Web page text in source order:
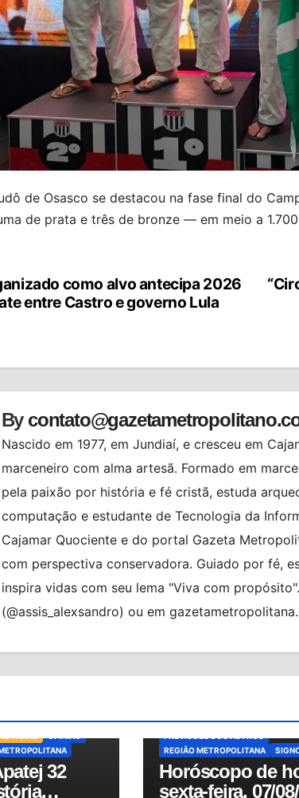
de Osasco se destacou na fase final do
de prata e três de bronze — em meio a
como alvo antecipa 2026
entre Castro e governo Lula
By
Nascido em 1977, em Jundiaí, e cresceu em
marceneiro com alma artesã. Formado em
pela paixão por história e fé cristã, estuda
computação e estudante de Tecnologia da
Cajamar Quociente e do portal Gazeta
com perspectiva conservadora. Guiado por fé,
inspira vidas com seu lema "Viva com
(@assis_alexsandro) ou em
32
ALMANAQUE BRASIL
OSASCO
PREVISÕES
REGIÃO METROPOLITANA
Horóscopo de
sexta-feira, 07/